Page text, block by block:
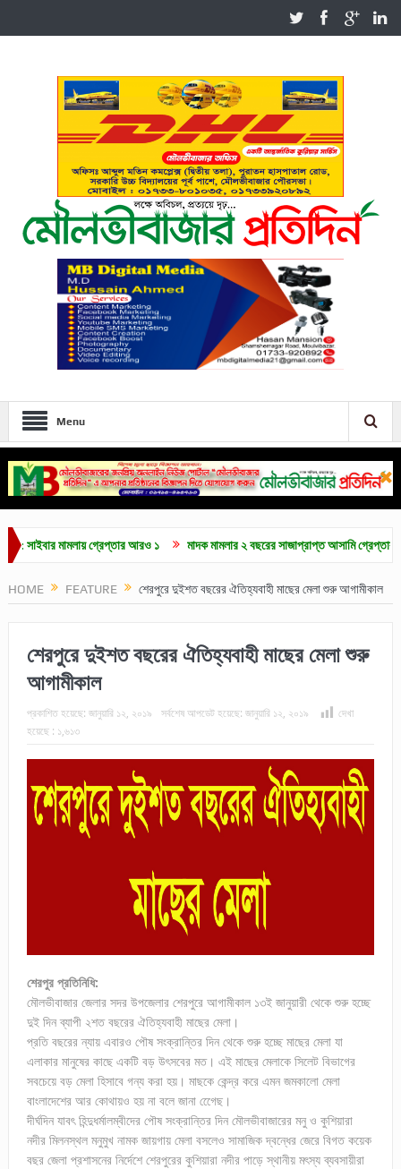
Menu
মামলায় গ্রেপ্তার আরও ১ মাদক মামলার ২ বছরের সাজাপ্রাপ্ত আসামি গ্রেপ্তার
HOME FEATURE শেরপুরে দুইশত বছরের ঐতিহ্যবাহী মাছের মেলা শুরু আগামীকাল
শেরপুরে দুইশত বছরের ঐতিহ্যবাহী মাছের মেলা শুরু
আগামীকাল
প্রকাশিত হয়েছে: জানুয়ারি ১২, ২০১৯ সর্বশেষ আপডেট হয়েছে: জানুয়ারি ১২, ২০১৯
দেখা
হয়েছে : ১,৬১৩
শেরপুর প্রতিনিধি:
মৌলভীবাজার জেলার সদর উপজেলার শেরপুরে আগামীকাল ১৩ই জানুয়ারী থেকে শুরু হচ্ছে
দুই দিন ব্যাপী ২শত বছরের ঐতিহ্যবাহী মাছের মেলা।
প্রতি বছরের ন্যায় এবারও পৌষ সংক্রান্তির দিন থেকে শুরু হচ্ছে মাছের মেলা যা
এলাকার মানুষের কাছে একটি বড় উৎসবের মত। এই মাছের মেলাকে সিলেট বিভাগের
সবচেয়ে বড় মেলা হিসাবে গন্য করা হয়। মাছকে কেন্দ্র করে এমন জমকালো মেলা
বাংলাদেশের আর কোথায়ও হয় না বলে জানা গেেেছ।
দীর্ঘদিন যাবৎ হিন্দুধর্মালম্বীদের পৌষ সংক্রান্তির দিন মৌলভীবাজারের মনু ও কুশিয়ারা
নদীর মিলনস্থল মনুমুখ নামক জায়গায় মেলা বসলেও সামাজিক দ্বন্ধের জেরে বিগত কয়েক
বছর জেলা প্রশাসনের নির্দেশে শেরপুরের কুশিয়ারা নদীর পাড়ে স্থানীয় মৎস্য ব্যবসায়ীরা